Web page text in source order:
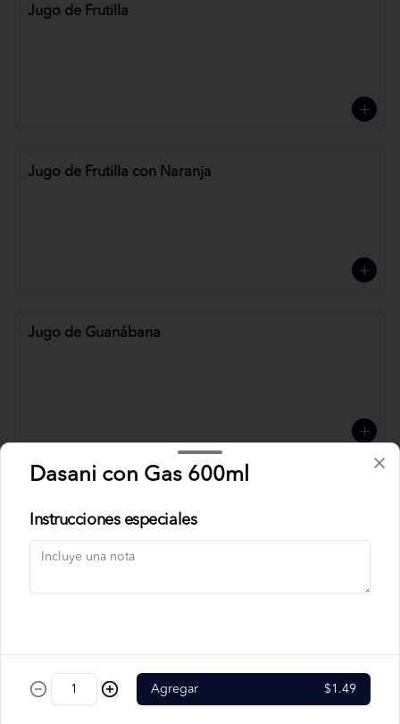
Jugo de Frutilla
Jugo de Frutilla con Naranja
Jugo de Guanábana
Jugo de Mora con
Guanábana
Dasani con Gas 600ml
Instrucciones especiales
Agregar $1.49